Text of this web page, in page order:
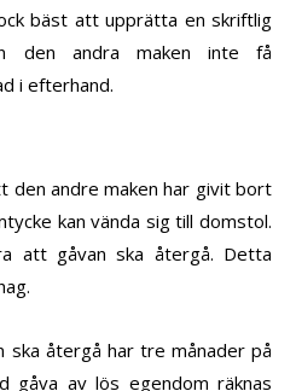
bäst att upprätta en skriftlig
den andra maken inte få
i efterhand.
den andre maken har givit bort
kan vända sig till domstol.
att gåvan ska återgå. Detta
ska återgå har tre månader på
gåva av lös egendom räknas